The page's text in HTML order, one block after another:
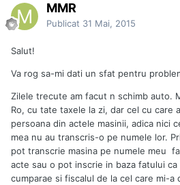
MMR
Publicat 31 Mai, 2015
Salut!
Va rog sa-mi dati un sfat pentru
Zilele trecute am facut n schimb auto.
Ro, cu tate taxele la zi, dar cel cu care
persoana din actele masinii, adica nici
mea nu au transcris-o pe numele lor.
pot transcrie masina pe numele meu
acte sau o pot inscrie in baza fatului
cumparae si fiscalul de la cel care mi-a